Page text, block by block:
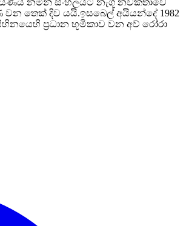
නමින් සිංහලයට නැගූ නවකතාවේ
තෙක් දිව යයි.ඉසබෙල් අයියන්දේ 1982
ප්‍රධාන භූමිකාව වන අව්‍ රෝරා